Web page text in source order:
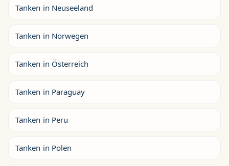
Tanken in Neuseeland
Tanken in Norwegen
Tanken in Österreich
Tanken in Paraguay
Tanken in Peru
Tanken in Polen